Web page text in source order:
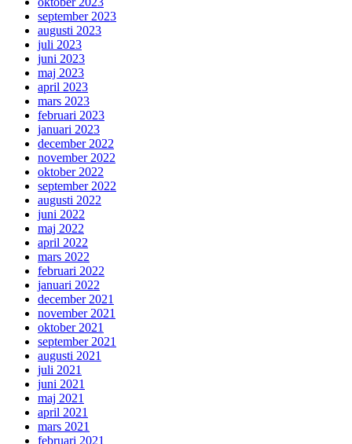
september 2023
augusti 2023
juli 2023
juni 2023
maj 2023
april 2023
mars 2023
februari 2023
januari 2023
december 2022
november 2022
oktober 2022
september 2022
augusti 2022
juni 2022
maj 2022
april 2022
mars 2022
februari 2022
januari 2022
december 2021
november 2021
oktober 2021
september 2021
augusti 2021
juli 2021
juni 2021
maj 2021
april 2021
mars 2021
februari 2021